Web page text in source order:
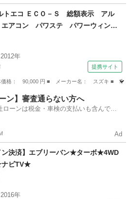
ワゴンＲ ワゴンR
トエコ ＥＣＯ－Ｓ 総額表示 アル
アコン パワステ パワーウィン
キー タイミングチェーン Ｉ－Ｓ
）
年
提携サイト
価格： 90,000 円 ■ メーカー名： スズキ ■
ン】審査通らない方へ
ローンは税金・車検の支払いも含んでい
Ad
ン決済】エブリーバン★ターボ★4WD
ビTV★
年